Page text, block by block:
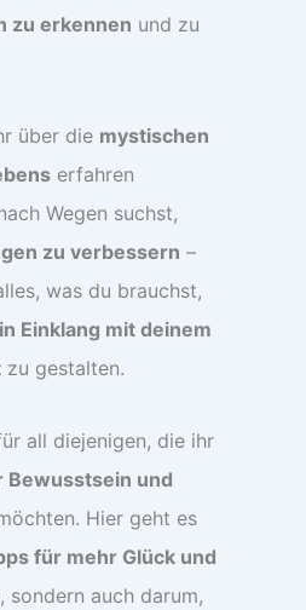
zu erkennen und zu
über die mystischen
erfahren
Wegen suchst,
zu verbessern –
was du brauchst,
Einklang mit deinem
zu gestalten.
all diejenigen, die ihr
Bewusstsein und
Hier geht es
für mehr Glück und
, sondern auch darum,